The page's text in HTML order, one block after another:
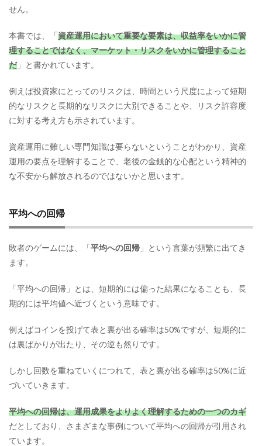
せん。
本書では、「資産運用において重要な要素は、収益率をいかに管
理することではなく、マーケット・リスクをいかに管理すること
だ」と書かれています。
例えば投資家にとってのリスクは、時間という尺度によって短期
的なリスクと長期的なリスクに大別できることや、リスク許容度
に対する考え方も示されています。
資産運用に難しい専門知識は要らないということがわかり、資産
運用の要点を理解することで、老後の金銭的な心配という精神的
な不安から解放されるのではないかと思います。
平均への回帰
敗者のゲームには、「平均への回帰 」という言葉が頻繁に出てき
ます。
「平均への回帰」とは、短期的には偏った結果になることも、長
期的には平均値へ近づくという意味です。
例えばコインを投げて表と裏が出る確率は50%ですが、短期的に
は裏ばかりが出たり、その逆も然りです。
しかし回数を重ねていくにつれて、表と裏が出る確率は50%に近
づいていきます。
平均への回帰は、運用成果をよりよく理解するための一つのカギ
だとしており、さまざまな事例について平均への回帰が引用され
ています。